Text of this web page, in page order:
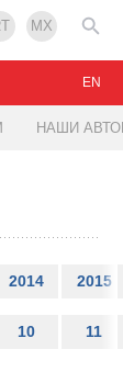
MX
НАШИ
EN
2014 2015
10 11